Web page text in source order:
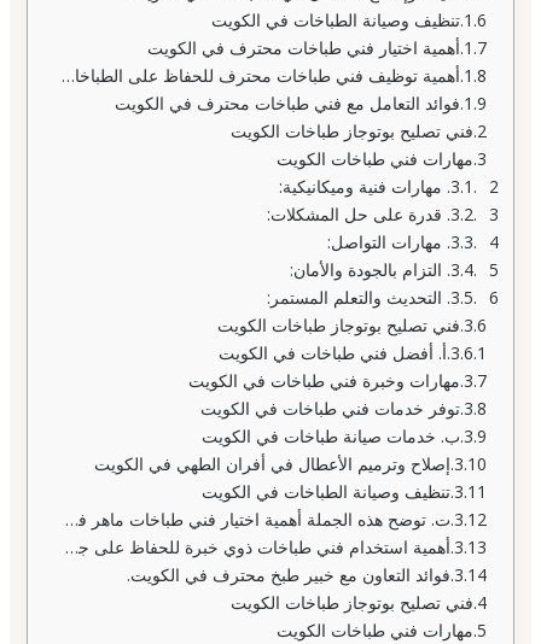
تنظيف وصيانة الطباخات في الكويت
أهمية اختيار فني طباخات محترف في الكويت
أهمية توظيف فني طباخات محترف للحفاظ على الطباخات
فوائد التعامل مع فني طباخات محترف في الكويت
فني تصليح بوتوجاز طباخات الكويت
مهارات فني طباخات الكويت
2. مهارات فنية وميكانيكية:
3. قدرة على حل المشكلات:
4. مهارات التواصل:
5. التزام بالجودة والأمان:
6. التحديث والتعلم المستمر:
فني تصليح بوتوجاز طباخات الكويت
أ. أفضل فني طباخات في الكويت
مهارات وخبرة فني طباخات في الكويت
توفر خدمات فني طباخات في الكويت
ب. خدمات صيانة طباخات في الكويت
إصلاح وترميم الأعطال في أفران الطهي في الكويت
تنظيف وصيانة الطباخات في الكويت
ت. توضح هذه الجملة أهمية اختيار فني طباخات ماهر في الكويت.
أهمية استخدام فني طباخات ذوي خبرة للحفاظ على جودة وأداء الطباخات.
فوائد التعاون مع خبير طبخ محترف في الكويت.
فني تصليح بوتوجاز طباخات الكويت
مهارات فني طباخات الكويت